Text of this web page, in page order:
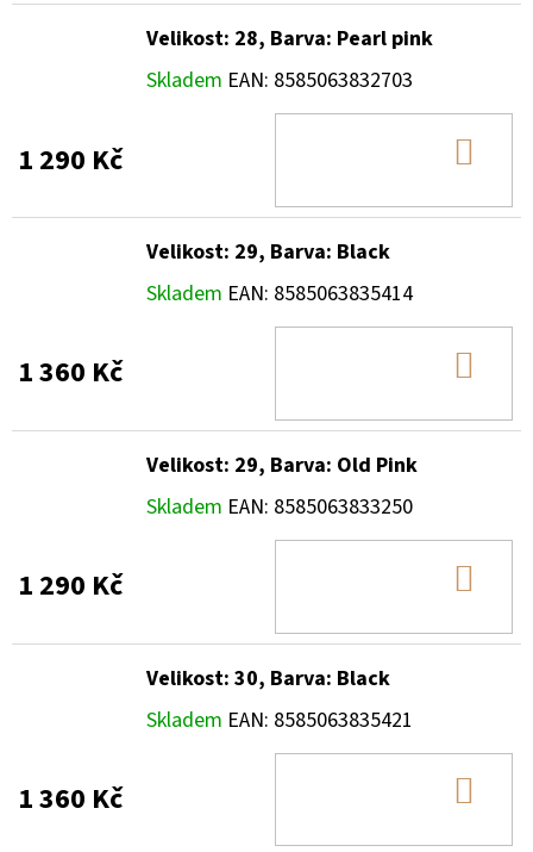
Velikost: 28, Barva: Pearl pink
Skladem EAN: 8585063832703
1 290 Kč
Velikost: 29, Barva: Black
Skladem EAN: 8585063835414
1 360 Kč
Velikost: 29, Barva: Old Pink
Skladem EAN: 8585063833250
1 290 Kč
Velikost: 30, Barva: Black
Skladem EAN: 8585063835421
1 360 Kč